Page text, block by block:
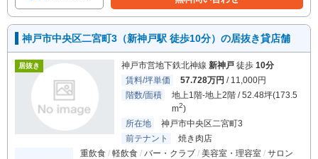
神戸市中央区二宮町3（新神戸駅 徒歩10分）の居抜き貸店舗
居抜き 神戸市営地下鉄北神線 新神戸 徒歩 10分
賃料/坪単価
57.728万円 / 11,000円
階数/面積
地上1階-地上2階 / 52.48坪(173.5
m2)
所在地
神戸市中央区二宮町3
前テナント
焼き肉店
重飲食 軽飲食 バー・クラブ 美容室・理容室
サロン